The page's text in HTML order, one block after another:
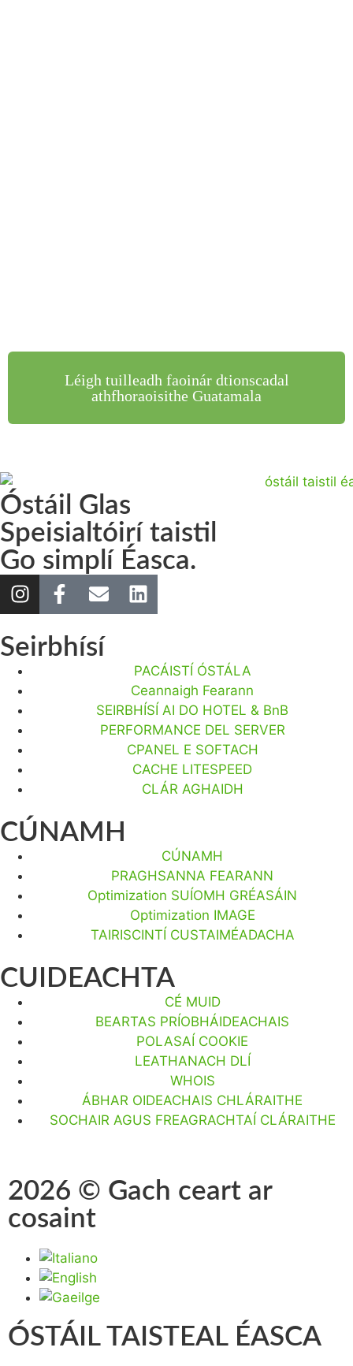
Léigh tuilleadh faoinár dtionscadal
athfhoraoisithe Guatamala
Óstáil Glas
Speisialtóirí taistil
Go simplí Éasca.
Seirbhísí
PACÁISTÍ ÓSTÁLA
Ceannaigh Fearann
SEIRBHÍSÍ AI DO HOTEL & BnB
PERFORMANCE DEL SERVER
CPANEL E SOFTACH
CACHE LITESPEED
CLÁR AGHAIDH
CÚNAMH
CÚNAMH
PRAGHSANNA FEARANN
Optimization SUÍOMH GRÉASÁIN
Optimization IMAGE
TAIRISCINTÍ CUSTAIMÉADACHA
CUIDEACHTA
CÉ MUID
BEARTAS PRÍOBHÁIDEACHAIS
POLASAÍ COOKIE
LEATHANACH DLÍ
WHOIS
ÁBHAR OIDEACHAIS CHLÁRAITHE
SOCHAIR AGUS FREAGRACHTAÍ CLÁRAITHE
2026 © Gach ceart ar
cosaint
ÓSTÁIL TAISTEAL ÉASCA